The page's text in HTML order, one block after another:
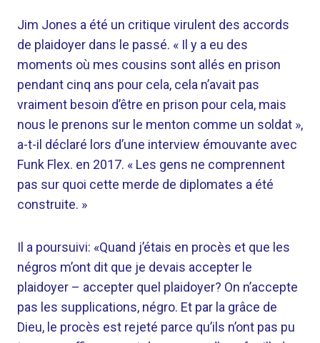
Jim Jones a été un critique virulent des accords
de plaidoyer dans le passé. « Il y a eu des
moments où mes cousins ​​sont allés en prison
pendant cinq ans pour cela, cela n’avait pas
vraiment besoin d’être en prison pour cela, mais
nous le prenons sur le menton comme un soldat »,
a-t-il déclaré lors d’une interview émouvante avec
Funk Flex. en 2017. « Les gens ne comprennent
pas sur quoi cette merde de diplomates a été
construite. »
Il a poursuivi: «Quand j’étais en procès et que les
négros m’ont dit que je devais accepter le
plaidoyer – accepter quel plaidoyer? On n’accepte
pas les supplications, négro. Et par la grâce de
Dieu, le procès est rejeté parce qu’ils n’ont pas pu